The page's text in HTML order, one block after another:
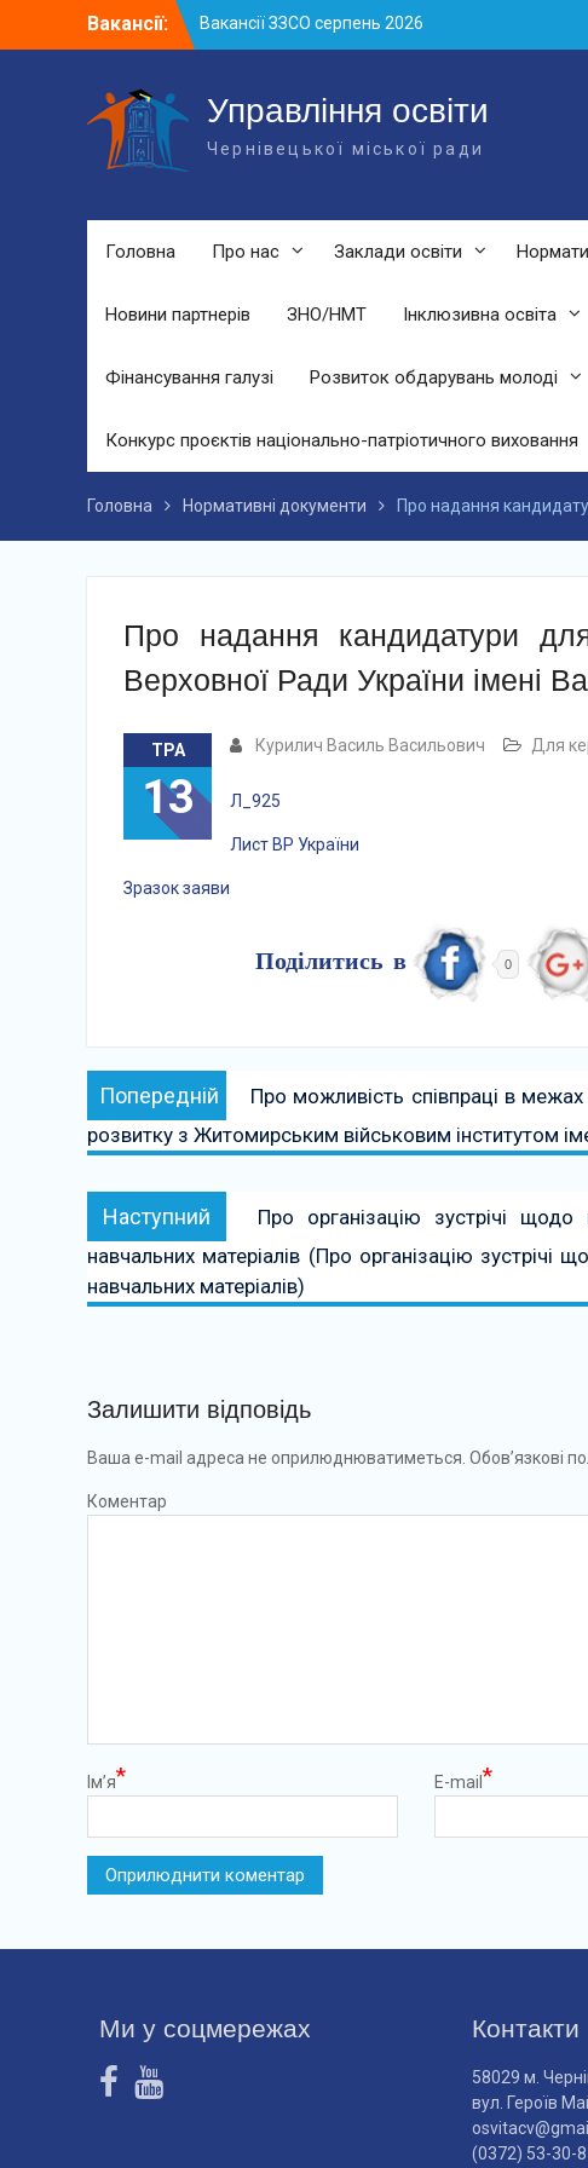
Вакансії:
Вакансії ЗЗСО серпень 2026
Вакансії ЗЗСО червень 2026
підрозділах ЗЗСО станом на 01.08.2026
р.Управління освіти
Чернівецької міської ради
Головна Про нас Заклади освіти
Новини партнерів ЗНО/НМТ Інклюзивна освіта
Фінансування галузі Розвиток обдарувань молоді
Конкурс проєктів національно-патріотичного виховання
Головна Нормативні документи Про надання
Про надання кандидатури
Верховної Ради України імені
ТРА
13
Курилич Василь Васильович Для
Л_925
Лист ВР України
Зразок заяви
Поділитись в 0
Навігація
записів
Попередній Попередній:
Про можливість співпраці в
розвитку з Житомирським військовим інститутом
Наступний Наступний:
Про організацію зустрічі
навчальних матеріалів (Про організацію
навчальних матеріалів)
Залишити відповідь
Ваша e-mail адреса не оприлюднюватиметься. Обов’язкові
Коментар
Ім’я* E-mail *
Ми у соцмережах Контакти
58029 м.
вул. Героїв
(0372) 53-30-